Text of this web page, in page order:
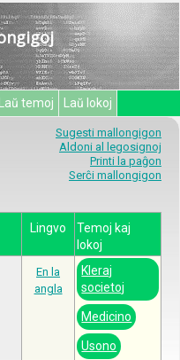
Laŭ temoj Laŭ lokoj
Sugesti mallongigon
Aldoni al legosignoj
Printi la paĝon
Serĉi mallongigon
Lingvo
Temoj kaj
lokoj
En la
angla
Kleraj
societoj
Medicino
Usono